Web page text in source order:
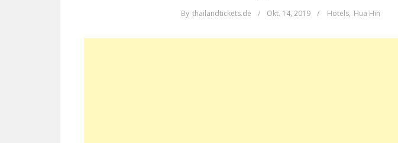
By thailandtickets.de / Okt. 14, 2019 / Hotels, Hua Hin